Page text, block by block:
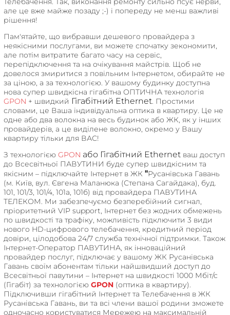
але це вже майже позаду ;-) і попереду не менш важливі
рішення!
Пам'ятайте, що вибравши дешевого провайдера з
неякісними послугами, ви можете спочатку зекономити,
але потім витратите багато часу на сервіс,
перепідключення та на очікування майстрів. Щоб не
довелося змиритися з повільним Інтернетом, обирайте не
за ціною, а за технологією. У вашому будинку доступна
нова супер швидкісна гігабітна ОПТИЧНА технологія
GPON + швидкий Гігабітний Ethernet. Простими
словами, це Ваша індивідуальна оптика в квартиру. Це не
одне або два волокна на весь будинок або ЖК, як у інших
провайдерів, а це виділене волокно, окремо у Вашу
квартиру тільки для ВАС!
З технологією GPON або Гігабітний Ethernet ваш доступ
до Всесвітньої ПАВУТИНИ буде супер швидкісним та
якісним – підключайте Інтернет в ЖК "Русанівська Гавань
(м. Київ, вул. Євгена Маланюка (Степана Сагайдака), буд.
101, 101/3, 101/4, 101а, 101б) від провайдера ПАВУТИНА
ТЕЛЕКОМ. Ми забезпечуємо безперебійний сигнал,
пріоритетний VIP support, Інтернет без жодних обмежень
по швидкості та трафіку, можливість підключити 3 види
нового HD-цифрового телебачення, кредитний період
довіри, цілодобова 24/7 служба технічної підтримки. Також
Інтернет-Оператор ПАВУТИНА, як інноваційний
провайдер послуг, підключає у вашому ЖК Русанівська
Гавань своїм абонентам тільки найшвидший доступ до
Всесвітньої павутини – Інтернет на швидкості 1000 Мбіт/с
(Гігабіт) за технологією GPON (оптика в квартиру).
Підключивши гігабітний Інтернет та Телебачення в ЖК
Русанівська Гавань, ви та всі члени вашої родини зможете
одночасно користуватися Мережею на максимальній